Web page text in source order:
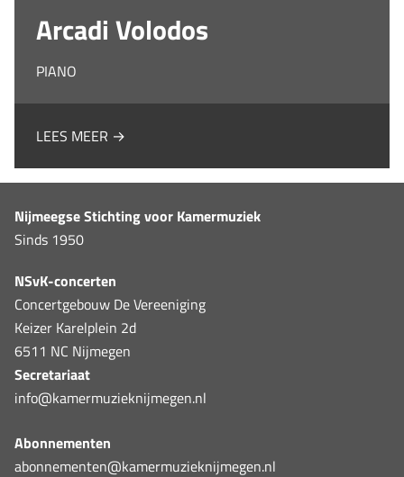
Arcadi Volodos
PIANO
LEES MEER →
Nijmeegse Stichting voor Kamermuziek
Sinds 1950
NSvK-concerten
Concertgebouw De Vereeniging
Keizer Karelplein 2d
6511 NC Nijmegen
Secretariaat
info@kamermuzieknijmegen.nl
Abonnementen
abonnementen@kamermuzieknijmegen.nl